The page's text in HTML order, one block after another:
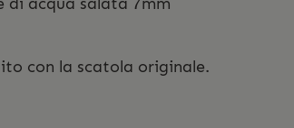
con la scatola originale.